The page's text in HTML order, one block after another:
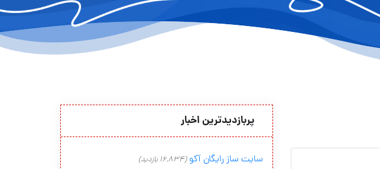
پربازدیدترین اخبار
سایت ساز رایگان آکو (16,834 بازدید)